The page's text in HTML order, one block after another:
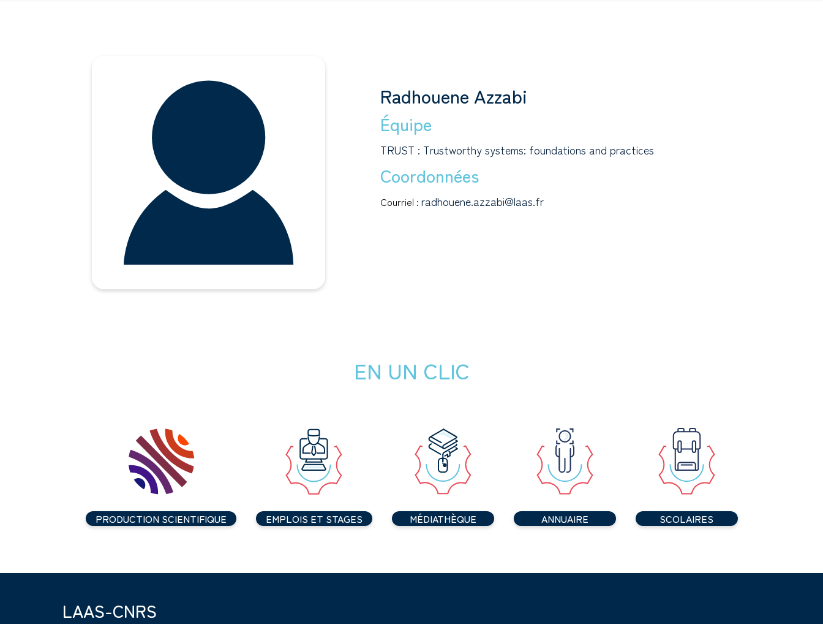
Radhouene Azzabi
Équipe
TRUST : Trustworthy systems: foundations and practices
Coordonnées
Courriel : radhouene.azzabi@laas.fr
EN UN CLIC
PRODUCTION SCIENTIFIQUE EMPLOIS ET STAGES MÉDIATHÈQUE ANNUAIRE SCOLAIRES
LAAS-CNRS